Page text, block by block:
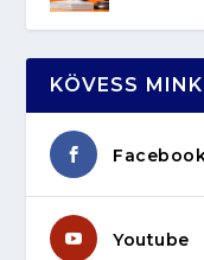
KÖVESS
Youtube